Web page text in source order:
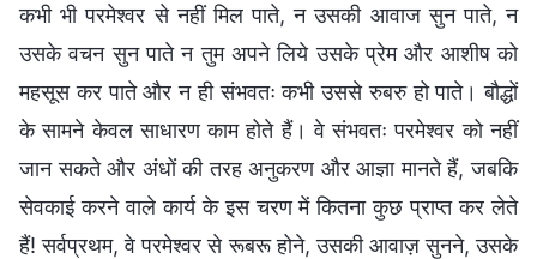
कभी भी परमेश्वर से नहीं मिल पाते, न उसकी आवाज सुन पाते, न
उसके वचन सुन पाते न तुम अपने लिये उसके प्रेम और आशीष को
महसूस कर पाते और न ही संभवतः कभी उससे रुबरु हो पाते। बौद्धों
के सामने केवल साधारण काम होते हैं। वे संभवतः परमेश्वर को नहीं
जान सकते और अंधों की तरह अनुकरण और आज्ञा मानते हैं, जबकि
सेवकाई करने वाले कार्य के इस चरण में कितना कुछ प्राप्त कर लेते
हैं! सर्वप्रथम, वे परमेश्वर से रूबरू होने, उसकी आवाज़ सुनने, उसके